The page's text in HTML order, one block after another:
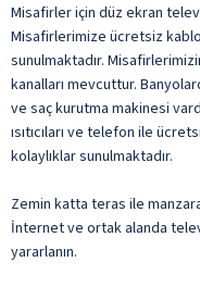
Misafirler için düz ekran
Misafirlerimize ücretsiz
sunulmaktadır.
kanalları mevcuttur.
ve saç kurutma makinesi
ısıtıcıları ve telefon ile
kolaylıklar sunulmaktadır.
Zemin katta teras ile
İnternet ve ortak alanda
yararlanın.